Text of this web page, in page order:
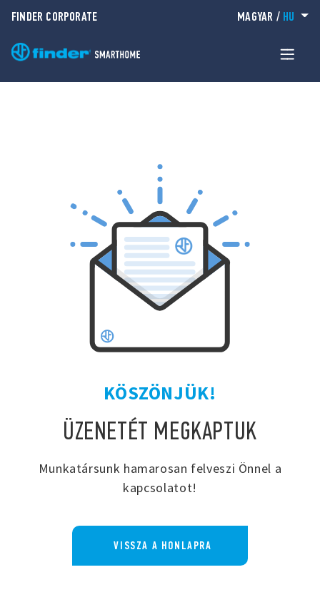
FINDER CORPORATE MAGYAR / HU
KÖSZÖNJÜK!
ÜZENETÉT MEGKAPTUK
Munkatársunk hamarosan felveszi Önnel a
kapcsolatot!
VISSZA A HONLAPRA